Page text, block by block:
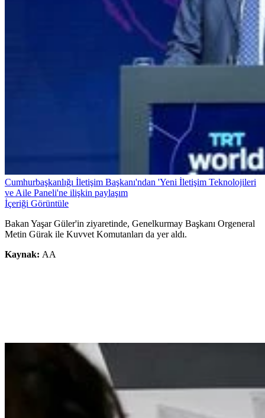
Cumhurbaşkanlığı İletişim Başkanı'ndan 'Yeni İletişim Teknolojileri
ve Aile Paneli'ne ilişkin paylaşım
İçeriği Görüntüle
Bakan Yaşar Güler'in ziyaretinde, Genelkurmay Başkanı Orgeneral
Metin Gürak ile Kuvvet Komutanları da yer aldı.
Kaynak: AA